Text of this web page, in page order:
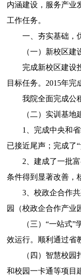
内涵建设，服务产业
工作任务。
一、夯实基础，
（一）新校区建
完成新校区建设投
目标任务。2015年
我院全面完成公租
（二）实训基地
1、完成中央和省
已接近尾声；完成了
2、建成了一批富
条件得到显著改善，
3、校政企合作共
园（校政企合作产业
（三）“一站式”学
效运行。顺利通过省
（四）智慧校园扎
和校园一卡通等项目